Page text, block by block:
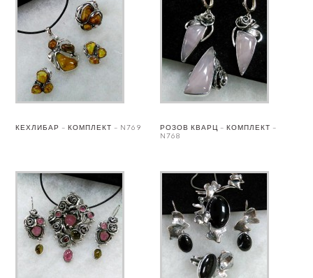
КЕХЛИБАР – КОМПЛЕКТ – N769
РОЗОВ КВАРЦ – КОМПЛЕКТ –
N768